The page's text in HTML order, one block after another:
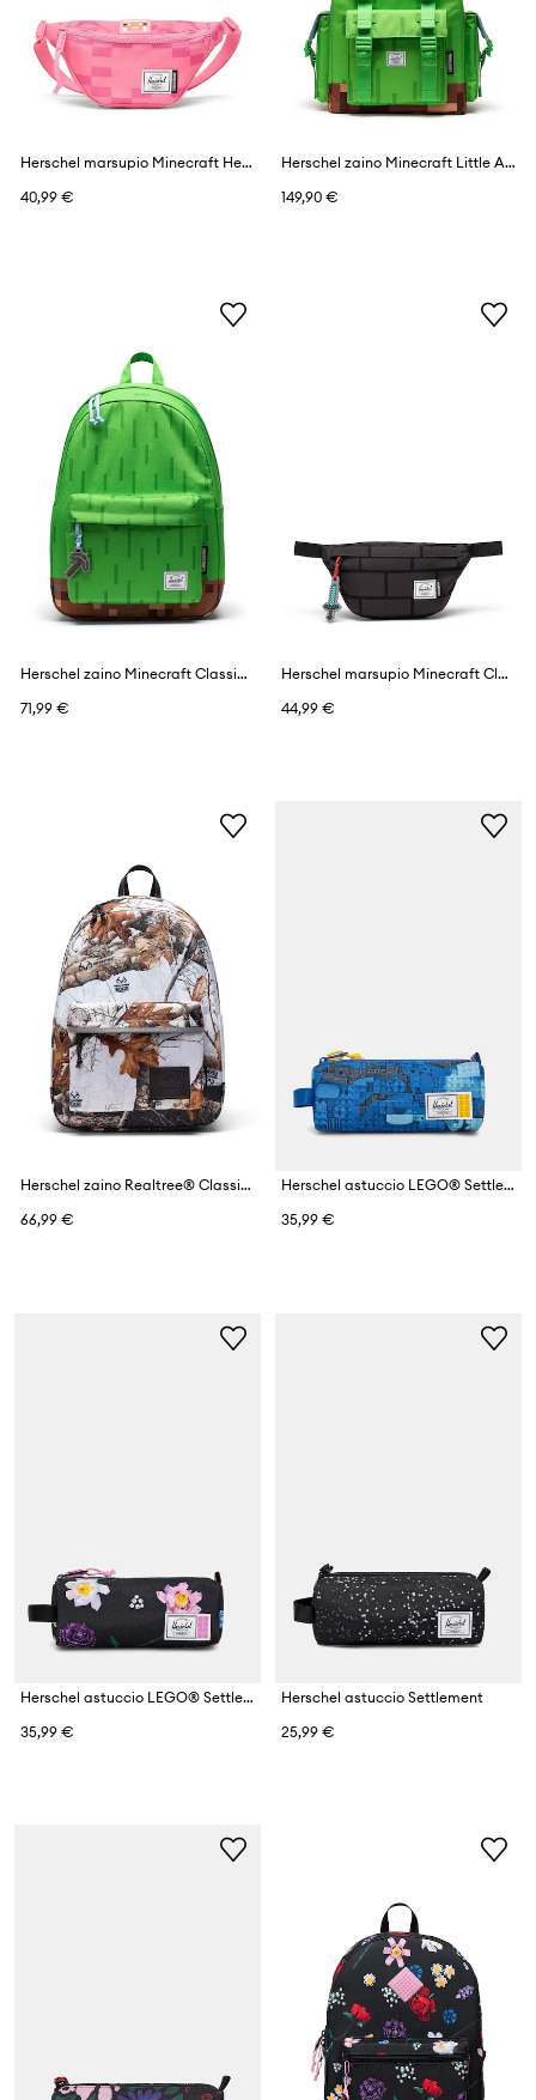
Herschel marsupio Minecraft Heritage™
40,99 €
Herschel zaino Minecraft Little America™
149,90 €
Herschel zaino Minecraft Classic™
71,99 €
Herschel marsupio Minecraft Classic™
44,99 €
Herschel zaino Realtree® Classic™
66,99 €
Herschel astuccio LEGO® Settlement
35,99 €
Herschel astuccio LEGO® Settlement
35,99 €
Herschel astuccio Settlement
25,99 €